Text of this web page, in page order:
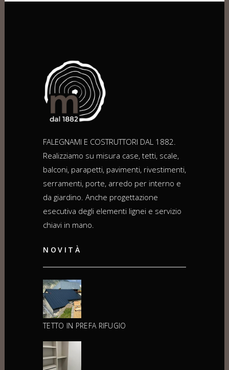
FALEGNAMI E COSTRUTTORI DAL 1882.
Realizziamo su misura case, tetti, scale,
balconi, parapetti, pavimenti, rivestimenti,
serramenti, porte, arredo per interno e
da giardino. Anche progettazione
esecutiva degli elementi lignei e servizio
chiavi in mano.
NOVITÀ
TETTO IN PREFA RIFUGIO